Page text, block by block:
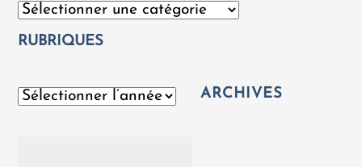
Catégories
RUBRIQUES
Archives ARCHIVES